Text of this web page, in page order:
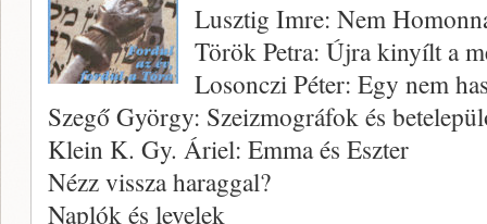
Lusztig Imre: Nem
Török Petra: Újra kinyílt a
Losonczi Péter: Egy nem
Szegő György: Szeizmográfok és
Klein K. Gy. Áriel: Emma és Eszter
Nézz vissza haraggal?
Naplók és levelek